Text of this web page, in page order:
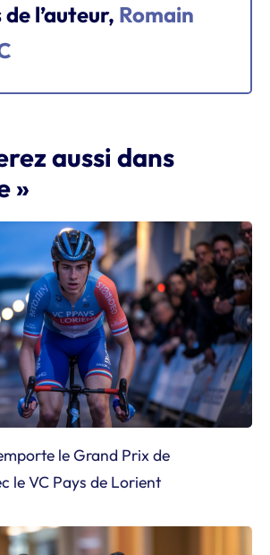
l’auteur, Romain
aussi dans
»
le Grand Prix de
le VC Pays de Lorient